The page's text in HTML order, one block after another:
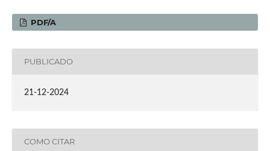
PDF/A
PUBLICADO
21-12-2024
COMO CITAR